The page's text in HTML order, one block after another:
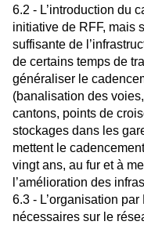
6.2 - L’introduction du
initiative de RFF, mais
suffisante de
de certains temps de
généraliser le
(banalisation des
cantons, points de
stockages dans les
mettent le
vingt ans, au fur et à
l’amélioration des
6.3 - L’organisation
nécessaires sur le